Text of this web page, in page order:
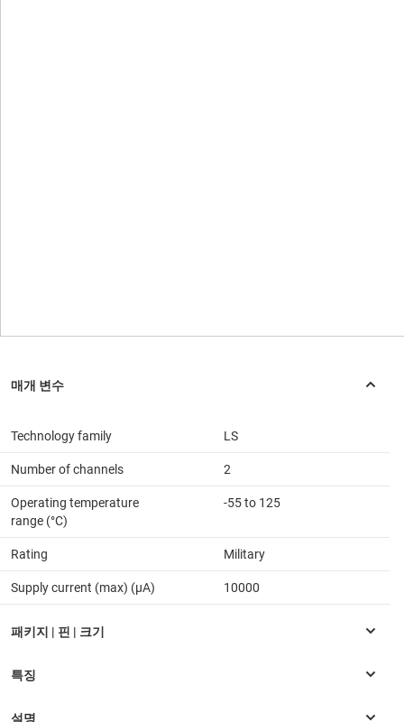
Technology family LS
Number of channels 2
Operating temperature
range (°C)
-55 to 125
Rating Military
Supply current (max) (µA) 10000